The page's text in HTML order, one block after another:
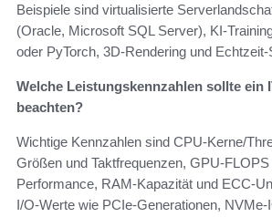
Beispiele sind virtualisierte
(Oracle, Microsoft SQL Server), KI-
oder PyTorch, 3D-Rendering und Echtzeit-
Welche Leistungskennzahlen sollte ein
beachten?
Wichtige Kennzahlen sind CPU-Kerne/
Größen und Taktfrequenzen, GPU-FLOPS
Performance, RAM-Kapazität und ECC-
I/O-Werte wie PCIe-Generationen,